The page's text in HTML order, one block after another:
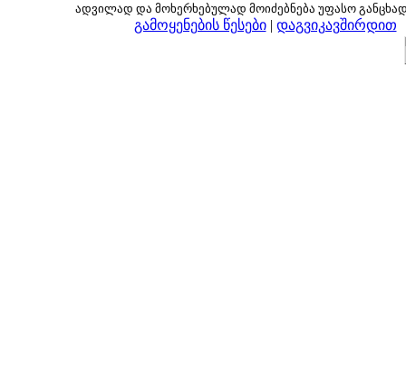
ადვილად და მოხერხებულად მოიძებნება უფასო
გამოყენების წესები| დაგვიკავშირდით